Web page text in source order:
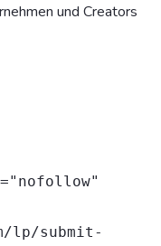
und Creators
lp/submit-